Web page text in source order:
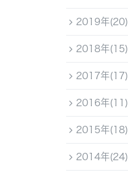
2019年(20)
2018年(15)
2017年(17)
2016年(11)
2015年(18)
2014年(24)